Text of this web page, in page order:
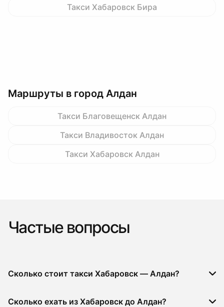
Такси Хабаровск Бира
Маршруты в город Алдан
Такси Благовещенск Алдан
Такси Владивосток Алдан
Такси Хабаровск Алдан
Частые вопросы
Сколько стоит такси Хабаровск — Алдан?
Сколько ехать из Хабаровск до Алдан?